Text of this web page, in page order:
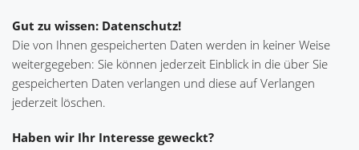
Gut zu wissen: Datenschutz!
Die von Ihnen gespeicherten Daten werden in keiner Weise
weitergegeben: Sie können jederzeit Einblick in die über Sie
gespeicherten Daten verlangen und diese auf Verlangen
jederzeit löschen.
Haben wir Ihr Interesse geweckt?